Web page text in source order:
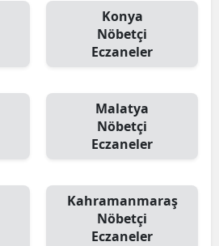
Konya
Nöbetçi
Eczaneler
Malatya
Nöbetçi
Eczaneler
Kahramanmaraş
Nöbetçi
Eczaneler